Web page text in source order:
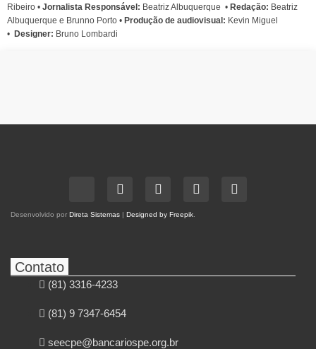
Ribeiro • Jornalista Responsável: Beatriz Albuquerque • Redação: Beatriz
Albuquerque e Brunno Porto • Produção de audiovisual: Kevin Miguel
• Designer: Bruno Lombardi
Desenvolvido por Direta Sistemas Designed by Freepik.
Contato
(81) 3316-4233
(81) 9 7347-6454
seecpe@bancariospe.org.br